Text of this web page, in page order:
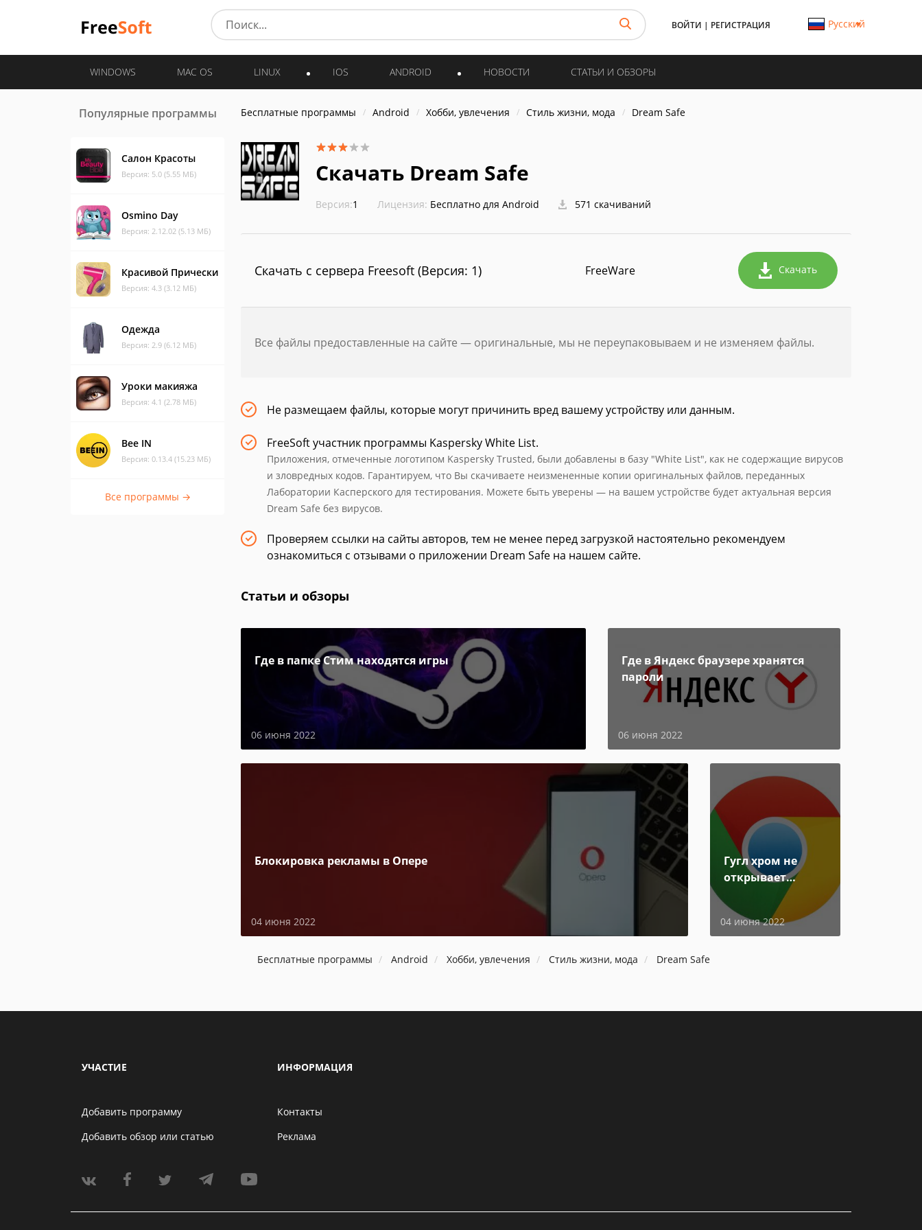
ВОЙТИ | РЕГИСТРАЦИЯ Русский
WINDOWS MAC OS LINUX IOS ANDROID НОВОСТИ СТАТЬИ И ОБЗОРЫ
Популярные программы
Салон Красоты
Версия: 5.0 (5.55 МБ)
Osmino Day
Версия: 2.12.02 (5.13 МБ)
Красивой Прически
Версия: 4.3 (3.12 МБ)
Одежда
Версия: 2.9 (6.12 МБ)
Уроки макияжа
Версия: 4.1 (2.78 МБ)
Bee IN
Версия: 0.13.4 (15.23 МБ)
Все программы →
Бесплатные программы Android Хобби, увлечения Стиль жизни, мода Dream Safe
Скачать Dream Safe
Версия:1 Лицензия: Бесплатно для Android 571 скачиваний
Скачать с сервера Freesoft (Версия: 1) FreeWare Скачать
Все файлы предоставленные на сайте — оригинальные, мы не переупаковываем и не изменяем файлы.
Не размещаем файлы, которые могут причинить вред вашему устройству или данным.
FreeSoft участник программы Kaspersky White List.
Приложения, отмеченные логотипом Kaspersky Trusted, были добавлены в базу "White List", как не содержащие вирусов
и зловредных кодов. Гарантируем, что Вы скачиваете неизмененные копии оригинальных файлов, переданных
Лаборатории Касперского для тестирования. Можете быть уверены — на вашем устройстве будет актуальная версия
Dream Safe без вирусов.
Проверяем ссылки на сайты авторов, тем не менее перед загрузкой настоятельно рекомендуем
ознакомиться с отзывами о приложении Dream Safe на нашем сайте.
Статьи и обзоры
Где в папке Стим находятся игры
06 июня 2022
Где в Яндекс браузере хранятся
пароли
06 июня 2022
Блокировка рекламы в Опере
04 июня 2022
Гугл хром не
открывает
04 июня 2022
Бесплатные программы Android Хобби, увлечения Стиль жизни, мода Dream Safe
УЧАСТИЕ
Добавить программу
Добавить обзор или статью
ИНФОРМАЦИЯ
Контакты
Реклама